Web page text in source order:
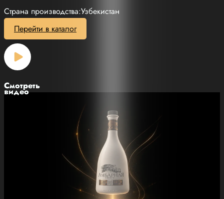
Страна производства:Узбекистан
Перейти в каталог
Смотреть
видео